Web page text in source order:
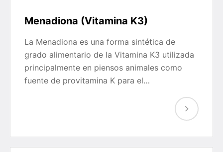
Menadiona (Vitamina K3)
La Menadiona es una forma sintética de
grado alimentario de la Vitamina K3 utilizada
principalmente en piensos animales como
fuente de provitamina K para el…